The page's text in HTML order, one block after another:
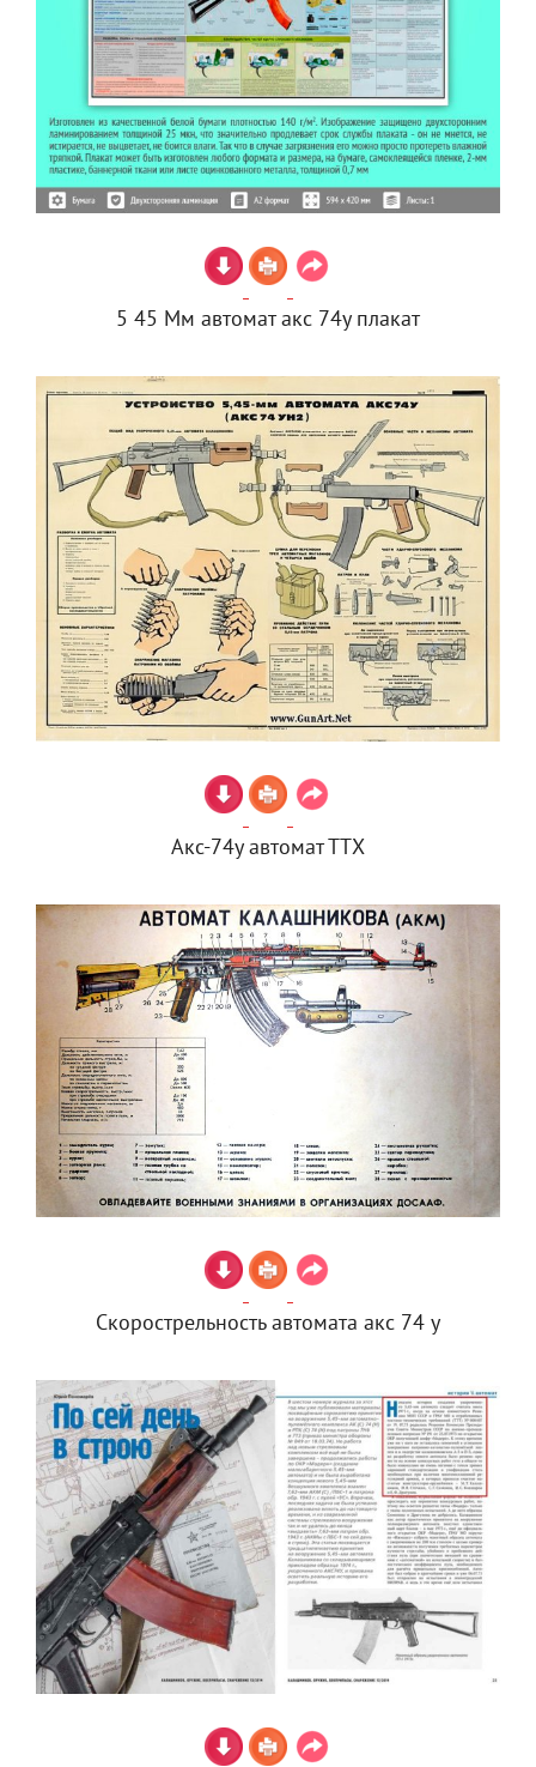
5 45 Мм автомат акс 74у плакат
Акс-74у автомат ТТХ
Скорострельность автомата акс 74 у